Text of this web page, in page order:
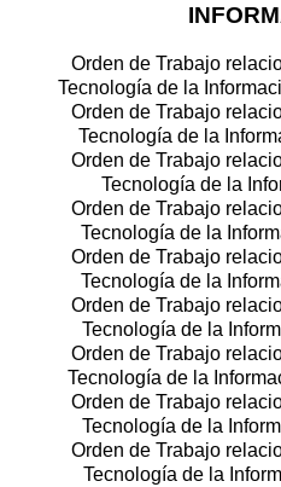
Orden de Trabajo
Tecnología de la
Orden de Trabajo
Tecnología de la
Orden de Trabajo
Tecnología de la
Orden de Trabajo
Tecnología de la
Orden de Trabajo
Tecnología de la
Orden de Trabajo
Tecnología de la
Orden de Trabajo
Tecnología de la
Orden de Trabajo
Tecnología de la
Orden de Trabajo
Tecnología de la